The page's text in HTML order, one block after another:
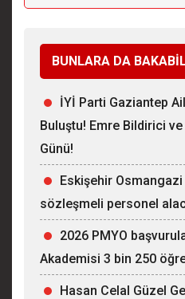
BUNLARA DA
İYİ Parti Gaziantep
Buluştu! Emre Bildirici
Günü!
Eskişehir
sözleşmeli personel
2026 PMYO
Akademisi 3 bin 250
Hasan Celal Güzel